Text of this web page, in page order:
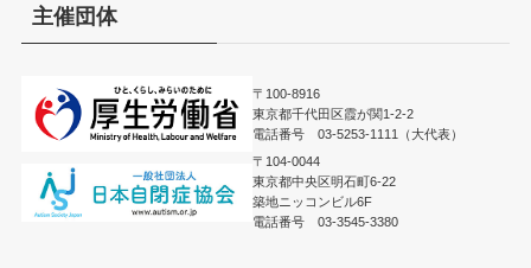
主催団体
〒100-8916
東京都千代田区霞が関1-2-2
電話番号 03-5253-1111（大代表）
〒104-0044
東京都中央区明石町6-22
築地ニッコンビル6F
電話番号 03-3545-3380